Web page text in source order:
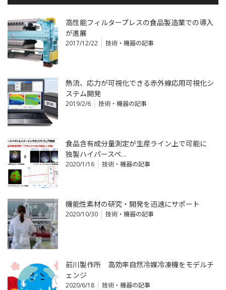
高性能フィルタープレスの食品製造業での導入
が進展
2017/12/22 技術・機器の記事
熱流、応力が可視化できる赤外線応用可視化シ
ステム開発
2019/2/6 技術・機器の記事
食品含有成分量測定が生産ライン上で可能に
独製ハイパースペ…
2020/1/16 技術・機器の記事
機能性素材の研究・開発を迅速にサポート
2020/10/30 技術・機器の記事
前川製作所 高効率自然冷媒冷凍機をモデルチ
ェンジ
2020/6/18 技術・機器の記事